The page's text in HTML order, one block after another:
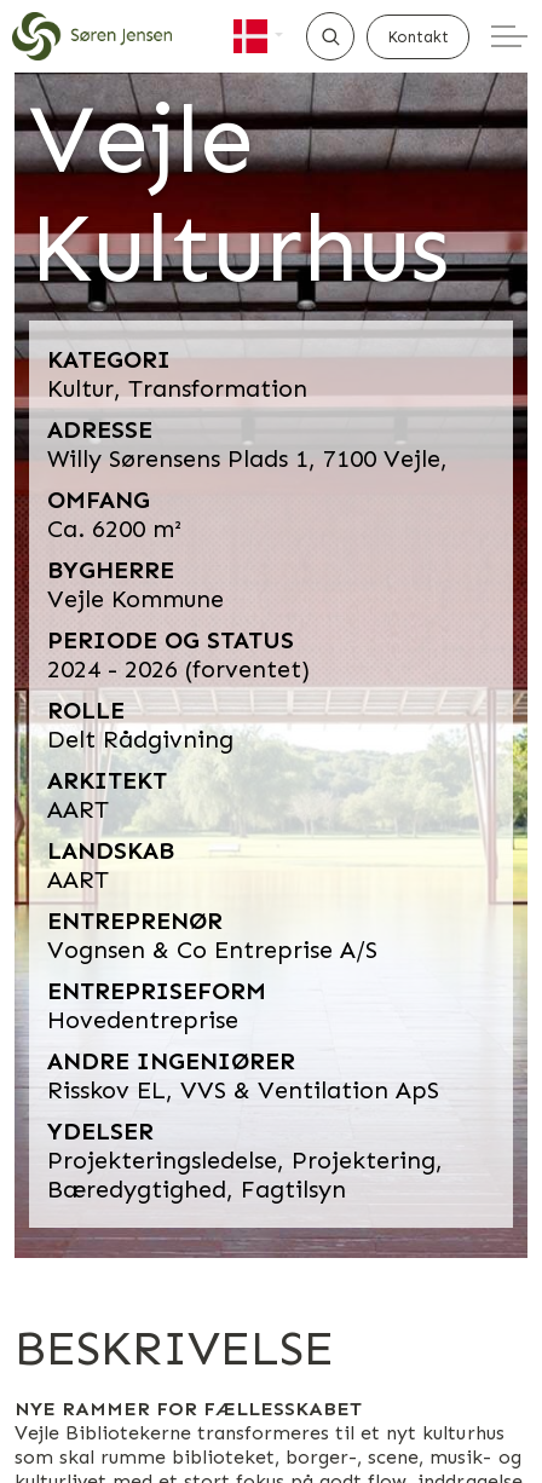
Kontakt
Vejle
Kulturhus
KATEGORI
Kultur, Transformation
ADRESSE
Willy Sørensens Plads 1, 7100 Vejle,
OMFANG
Ca. 6200 m²
BYGHERRE
Vejle Kommune
PERIODE OG STATUS
2024 - 2026 (forventet)
ROLLE
Delt Rådgivning
ARKITEKT
AART
LANDSKAB
AART
ENTREPRENØR
Vognsen & Co Entreprise A/S
ENTREPRISEFORM
Hovedentreprise
ANDRE INGENIØRER
Risskov EL, VVS & Ventilation ApS
YDELSER
Projekteringsledelse, Projektering,
Bæredygtighed, Fagtilsyn
BESKRIVELSE
NYE RAMMER FOR FÆLLESSKABET
Vejle Bibliotekerne transformeres til et nyt kulturhus
som skal rumme biblioteket, borger-, scene, musik- og